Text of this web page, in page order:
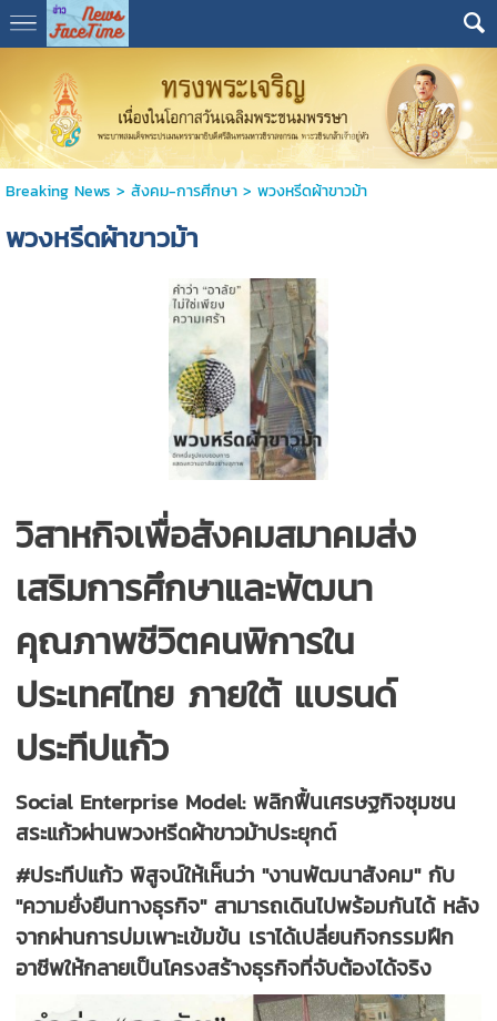
Breaking News > สังคม-การศีกษา> พวงหรีดผ้าขาวม้า
พวงหรีดผ้าขาวม้า
วิสาหกิจเพื่อสังคมสมาคมส่ง
เสริมการศึกษาและพัฒนา
คุณภาพชีวิตคนพิการใน
ประเทศไทย ภายใต้ แบรนด์
ประทีปแก้ว
Social Enterprise Model: พลิกฟื้นเศรษฐกิจชุมชน
สระแก้วผ่านพวงหรีดผ้าขาวม้าประยุกต์
#ประทีปแก้ว พิสูจน์ให้เห็นว่า "งานพัฒนาสังคม" กับ
"ความยั่งยืนทางธุรกิจ" สามารถเดินไปพร้อมกันได้ หลัง
จากผ่านการบ่มเพาะเข้มข้น เราได้เปลี่ยนกิจกรรมฝึก
อาชีพให้กลายเป็นโครงสร้างธุรกิจที่จับต้องได้จริง